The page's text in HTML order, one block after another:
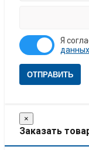
Я
данных
ОТПРАВИТЬ
×
Заказать